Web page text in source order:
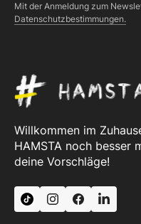
Mit der Anmeldung zum
Datenschutzbestimmungen.
Willkommen im
HAMSTA noch besser
deine Vorschläge!